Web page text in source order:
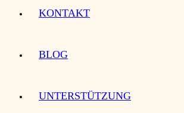
KONTAKT
BLOG
UNTERSTÜTZUNG